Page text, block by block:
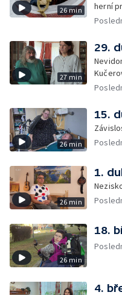
26 min
herní
27 min
29.
26 min
15.
26 min
1.
26 min
18.
4.